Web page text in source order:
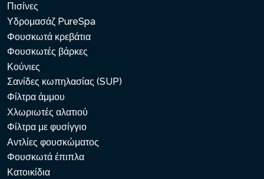
Πισίνες
Υδρομασάζ PureSpa
Φουσκωτά κρεβάτια
Φουσκωτές βάρκες
Κούνιες
Σανίδες κωπηλασίας (SUP)
Φίλτρα άμμου
Χλωριωτές αλατιού
Φίλτρα με φυσίγγιο
Αντλίες φουσκώματος
Φουσκωτά έπιπλα
Κατοικίδια